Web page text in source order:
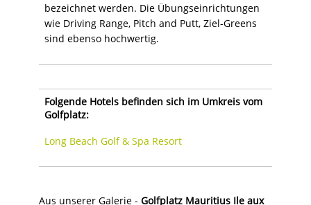
bezeichnet werden. Die Übungseinrichtungen
wie Driving Range, Pitch and Putt, Ziel-Greens
sind ebenso hochwertig.
Folgende Hotels befinden sich im Umkreis vom
Golfplatz:
Long Beach Golf & Spa Resort
Aus unserer Galerie - Golfplatz Mauritius Ile aux